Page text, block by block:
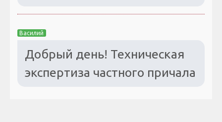
Василий
Добрый день! Техническая
экспертиза частного причала